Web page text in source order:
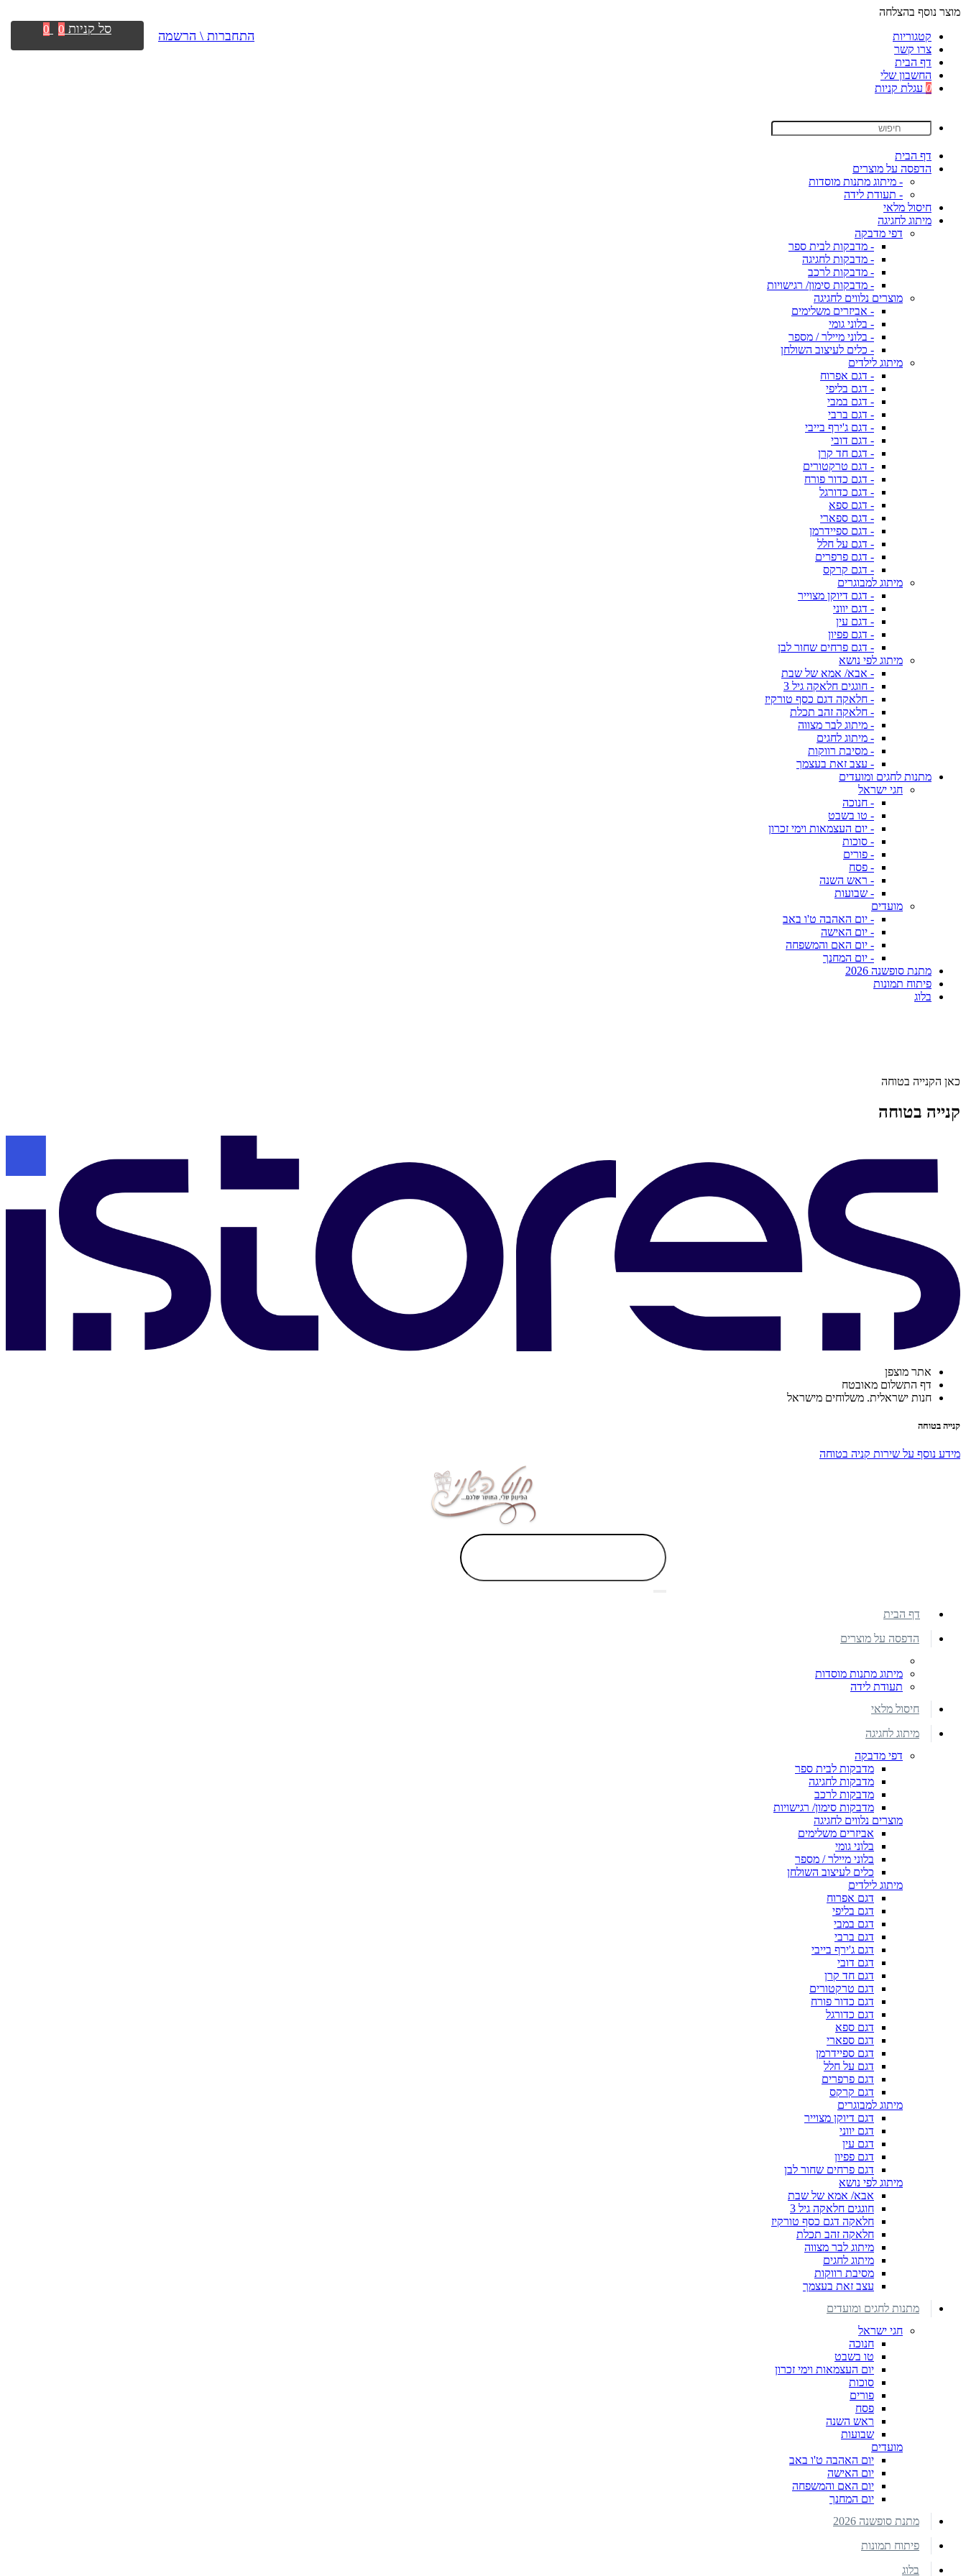
מוצר נוסף בהצלחה
קטגוריות
צרו קשר
דף הבית
החשבון שלי
0 עגלת קניות
דף הבית
הדפסה על מוצרים
- מיתוג מתנות מוסדות
- תעודת לידה
חיסול מלאי
מיתוג לחגיגה
דפי מדבקה
- מדבקות לבית ספר
- מדבקות לחגיגה
- מדבקות לרכב
- מדבקות סימון/ רגישויות
מוצרים נלווים לחגיגה
- אביזרים משלימים
- בלוני גומי
- בלוני מיילר / מספר
- כלים לעיצוב השולחן
מיתוג לילדים
- דגם אפרוח
- דגם בליפי
- דגם במבי
- דגם ברבי
- דגם ג'ירף בייבי
- דגם דובי
- דגם חד קרן
- דגם טרקטורים
- דגם כדור פורח
- דגם כדורגל
- דגם ספא
- דגם ספארי
- דגם ספיידרמן
- דגם על חלל
- דגם פרפרים
- דגם קרקס
מיתוג למבוגרים
- דגם דיוקן מצוייר
- דגם יווני
- דגם עין
- דגם פפיון
- דגם פרחים שחור לבן
מיתוג לפי נושא
- אבא/ אמא של שבת
- חוגגים חלאקה גיל 3
- חלאקה דגם כסף טורקיז
- חלאקה זהב תכלת
- מיתוג לבר מצווה
- מיתוג לחגים
- מסיבת רווקות
- עצב זאת בעצמך
מתנות לחגים ומועדים
חגי ישראל
- חנוכה
- טו בשבט
- יום העצמאות וימי זכרון
- סוכות
- פורים
- פסח
- ראש השנה
- שבועות
מועדים
- יום האהבה ט'ו באב
- יום האישה
- יום האם והמשפחה
- יום המחנך
מתנת סופשנה 2026
פיתוח תמונות
בלוג
כאן הקנייה בטוחה
קנייה בטוחה
אתר מוצפן
דף התשלום מאובטח
חנות ישראלית. משלוחים מישראל
קנייה בטוחה
מידע נוסף על שירות קניה בטוחה
התחברות \ הרשמה סל קניות 0
0
דף הבית
הדפסה על מוצרים
מיתוג מתנות מוסדות
תעודת לידה
חיסול מלאי
מיתוג לחגיגה
דפי מדבקה
מדבקות לבית ספר
מדבקות לחגיגה
מדבקות לרכב
מדבקות סימון/ רגישויות
מוצרים נלווים לחגיגה
אביזרים משלימים
בלוני גומי
בלוני מיילר / מספר
כלים לעיצוב השולחן
מיתוג לילדים
דגם אפרוח
דגם בליפי
דגם במבי
דגם ברבי
דגם ג'ירף בייבי
דגם דובי
דגם חד קרן
דגם טרקטורים
דגם כדור פורח
דגם כדורגל
דגם ספא
דגם ספארי
דגם ספיידרמן
דגם על חלל
דגם פרפרים
דגם קרקס
מיתוג למבוגרים
דגם דיוקן מצוייר
דגם יווני
דגם עין
דגם פפיון
דגם פרחים שחור לבן
מיתוג לפי נושא
אבא/ אמא של שבת
חוגגים חלאקה גיל 3
חלאקה דגם כסף טורקיז
חלאקה זהב תכלת
מיתוג לבר מצווה
מיתוג לחגים
מסיבת רווקות
עצב זאת בעצמך
מתנות לחגים ומועדים
חגי ישראל
חנוכה
טו בשבט
יום העצמאות וימי זכרון
סוכות
פורים
פסח
ראש השנה
שבועות
מועדים
יום האהבה ט'ו באב
יום האישה
יום האם והמשפחה
יום המחנך
מתנת סופשנה 2026
פיתוח תמונות
בלוג